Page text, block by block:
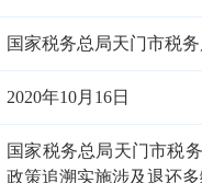
国家税务总局天门市税
2020年10月16日
国家税务总局天门市税
政策追溯实施涉及退还